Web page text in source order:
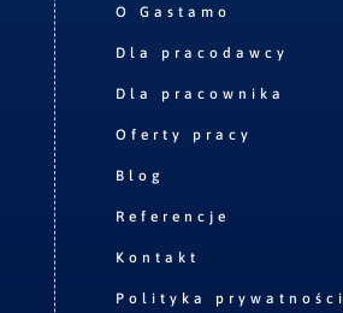
O Gastamo
Dla pracodawcy
Dla pracownika
Oferty pracy
Blog
Referencje
Kontakt
Polityka prywatności